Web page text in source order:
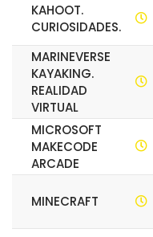
KAHOOT.
CURIOSIDADES.
MARINEVERSE
KAYAKING.
REALIDAD
VIRTUAL
MICROSOFT
MAKECODE
ARCADE
MINECRAFT